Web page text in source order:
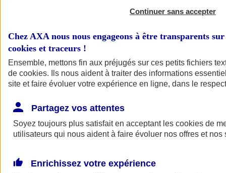
Continuer sans accepter
Chez AXA nous nous engageons à être transparents
cookies et traceurs !
Ensemble, mettons fin aux préjugés sur ces petits fichiers
de cookies. Ils nous aident à traiter des informations
site et faire évoluer votre expérience en ligne, dans le
Partagez vos attentes
Soyez toujours plus satisfait en acceptant les cookies de
utilisateurs qui nous aident à faire évoluer nos offres et nos
Enrichissez votre expérience